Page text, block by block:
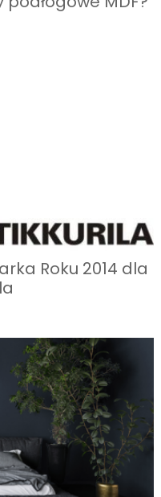
Roku 2014 dla